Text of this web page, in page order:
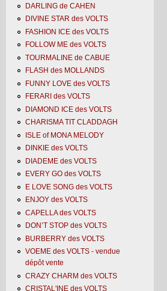
DARLING de CAHEN
DIVINE STAR des VOLTS
FASHION ICE des VOLTS
FOLLOW ME des VOLTS
TOURMALINE de CABUE
FLASH des MOLLANDS
FUNNY LOVE des VOLTS
FERARI des VOLTS
DIAMOND ICE des VOLTS
CHARISMA TIT CLADDAGH
ISLE of MONA MELODY
DINKIE des VOLTS
DIADEME des VOLTS
EVERY GO des VOLTS
E LOVE SONG des VOLTS
ENJOY des VOLTS
CAPELLA des VOLTS
DON’T STOP des VOLTS
BURBERRY des VOLTS
VOEME des VOLTS - vendue
dépôt vente
CRAZY CHARM des VOLTS
CRISTAL'INE des VOLTS